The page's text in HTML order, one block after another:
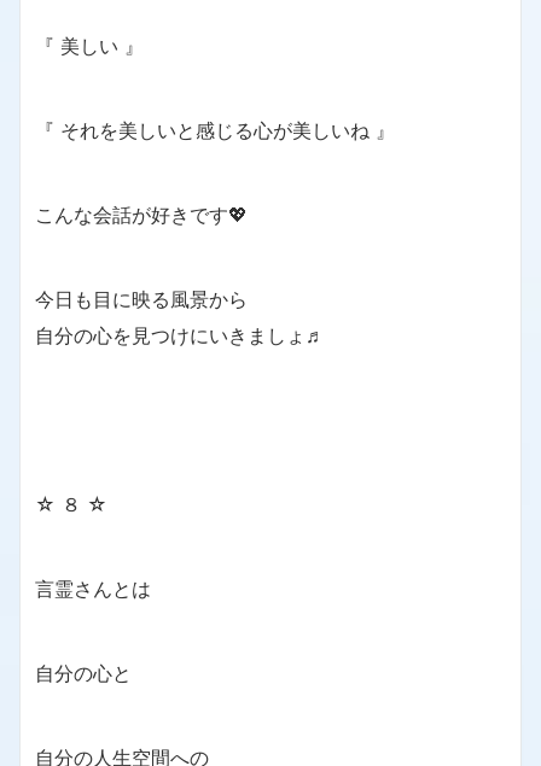
『 美しい 』
『 それを美しいと感じる心が美しいね 』
こんな会話が好きです💖
今日も目に映る風景から
自分の心を見つけにいきましょ♬
☆ ８ ☆
言霊さんとは
自分の心と
自分の人生空間への